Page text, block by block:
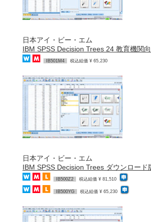
日本アイ・ビー・エム
IBM SPSS Decision Trees 24 教育機関
IB501M4 税込組価 ¥ 65,230
日本アイ・ビー・エム
IBM SPSS Decision Trees ダウンロード
IB500Z2 税込組価 ¥ 81,510
IB500YG 税込組価 ¥ 65,230